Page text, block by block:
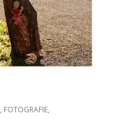
, FOTOGRAFIE,